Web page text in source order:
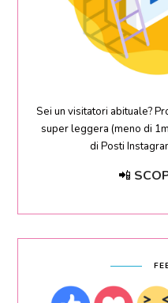
Sei un visitatori abituale?
super leggera (meno di
di Posti
📲